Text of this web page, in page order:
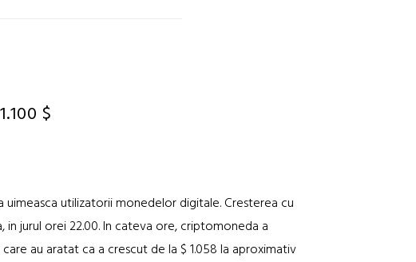
$
uimeasca utilizatorii monedelor digitale. Cresterea cu
jurul orei 22.00. In cateva ore, criptomoneda a
au aratat ca a crescut de la $ 1.058 la aproximativ